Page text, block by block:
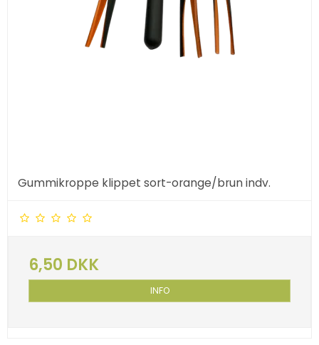
Gummikroppe klippet sort-orange/brun indv.
6,50 DKK
INFO